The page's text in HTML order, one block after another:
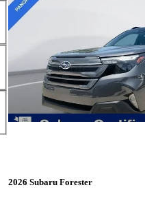
2026 Subaru Forester